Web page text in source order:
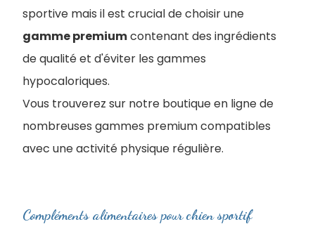
sportive mais il est crucial de choisir une
gamme premiumcontenant des ingrédients
de qualité et d'éviter les gammes
hypocaloriques.
Vous trouverez sur notre boutique en ligne de
nombreuses gammes premium compatibles
avec une activité physique régulière.
Compléments alimentaires pour chien sportif